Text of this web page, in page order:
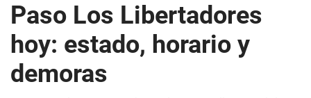
Paso Los Libertadores
hoy: estado, horario y
demoras